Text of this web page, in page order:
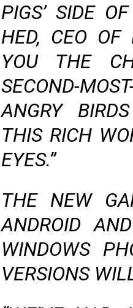
PIGS’ SIDE
HED, CEO OF
YOU THE
SECOND-
ANGRY
THIS RICH
EYES.”
THE NEW
ANDROID
WINDOWS
VERSIONS